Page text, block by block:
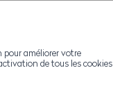
pour améliorer votre
de tous les cookies